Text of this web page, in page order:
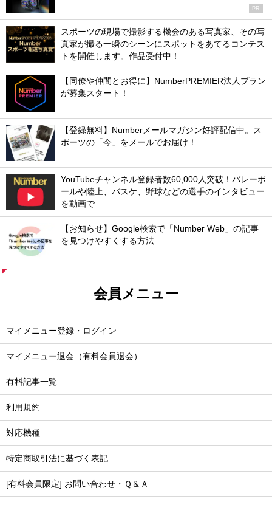
PR
スポーツの現場で撮影する機会のある写真家、その写
真家が撮る一瞬のシーンにスポットをあてるコンテス
トを開催します。作品受付中！
【同僚や仲間とお得に】NumberPREMIER法人プラン
が募集スタート！
【登録無料】Numberメールマガジン好評配信中。ス
ポーツの「今」をメールでお届け！
YouTubeチャンネル登録者数60,000人突破！バレーボ
ールや陸上、バスケ、野球などの選手のインタビュー
を動画で
【お知らせ】Google検索で「Number Web」の記事
を見つけやすくする方法
会員メニュー
マイメニュー登録・ログイン
マイメニュー退会（有料会員退会）
有料記事一覧
利用規約
対応機種
特定商取引法に基づく表記
[有料会員限定] お問い合わせ・Ｑ＆Ａ